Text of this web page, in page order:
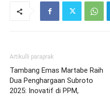
Artikulli paraprak
Tambang Emas Martabe Raih
Dua Penghargaan Subroto
2025: Inovatif di PPM,